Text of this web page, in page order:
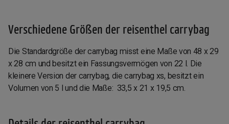
Verschiedene Größen der reisenthel carrybag
Die Standardgröße der carrybag misst eine Maße von 48 x 29
x 28 cm und besitzt ein Fassungsvermögen von 22 l. Die
kleinere Version der carrybag, die carrybag xs, besitzt ein
Volumen von 5 l und die Maße: 33,5 x 21 x 19,5 cm.